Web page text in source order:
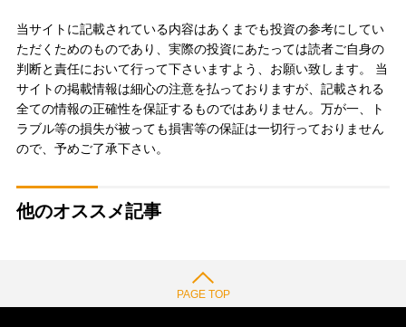
当サイトに記載されている内容はあくまでも投資の参考にしてい
ただくためのものであり、実際の投資にあたっては読者ご自身の
判断と責任において行って下さいますよう、お願い致します。 当
サイトの掲載情報は細心の注意を払っておりますが、記載される
全ての情報の正確性を保証するものではありません。万が一、ト
ラブル等の損失が被っても損害等の保証は一切行っておりません
ので、予めご了承下さい。
他のオススメ記事
PAGE TOP